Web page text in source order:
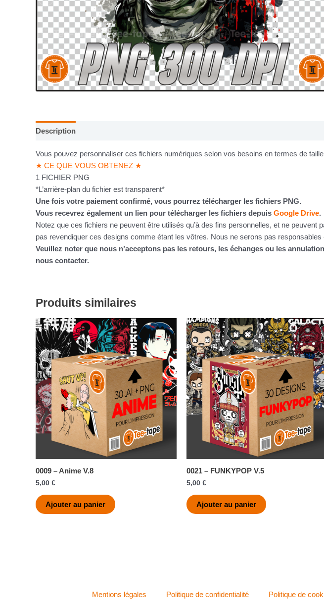
Description
Vous pouvez personnaliser ces fichiers numériques selon vos besoins en termes de
★ CE QUE VOUS OBTENEZ ★
1 FICHIER PNG
*L’arrière-plan du fichier est transparent*
Une fois votre paiement confirmé, vous pourrez télécharger les fichiers PNG.
Vous recevrez également un lien pour télécharger les fichiers depuis Google Drive.
Notez que ces fichiers ne peuvent être utilisés qu’à des fins personnelles, et ne
pas revendiquer ces designs comme étant les vôtres. Nous ne serons pas
Veuillez noter que nous n’acceptons pas les retours, les échanges ou les
nous contacter.
Produits similaires
0009 – Anime V.8
5,00 €
Ajouter au panier
0021 – FUNKYPOP V.5
5,00 €
Ajouter au panier
Mentions légales Politique de confidentialité Politique de